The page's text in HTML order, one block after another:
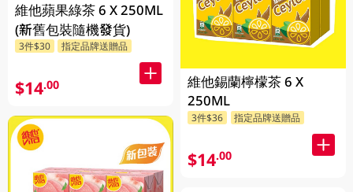
維他蘋果綠茶 6 X 250ML
(新舊包裝隨機發貨)
3件$30 指定品牌送贈品
$14.00
維他錫蘭檸檬茶 6 X
250ML
3件$36 指定品牌送贈品
$14.00